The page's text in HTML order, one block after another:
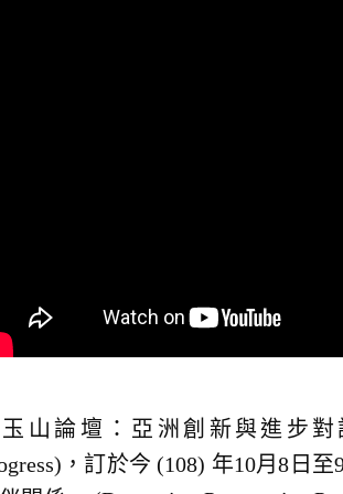
山論壇：亞洲創新與進步對話
，訂於今 (108) 年10月8日